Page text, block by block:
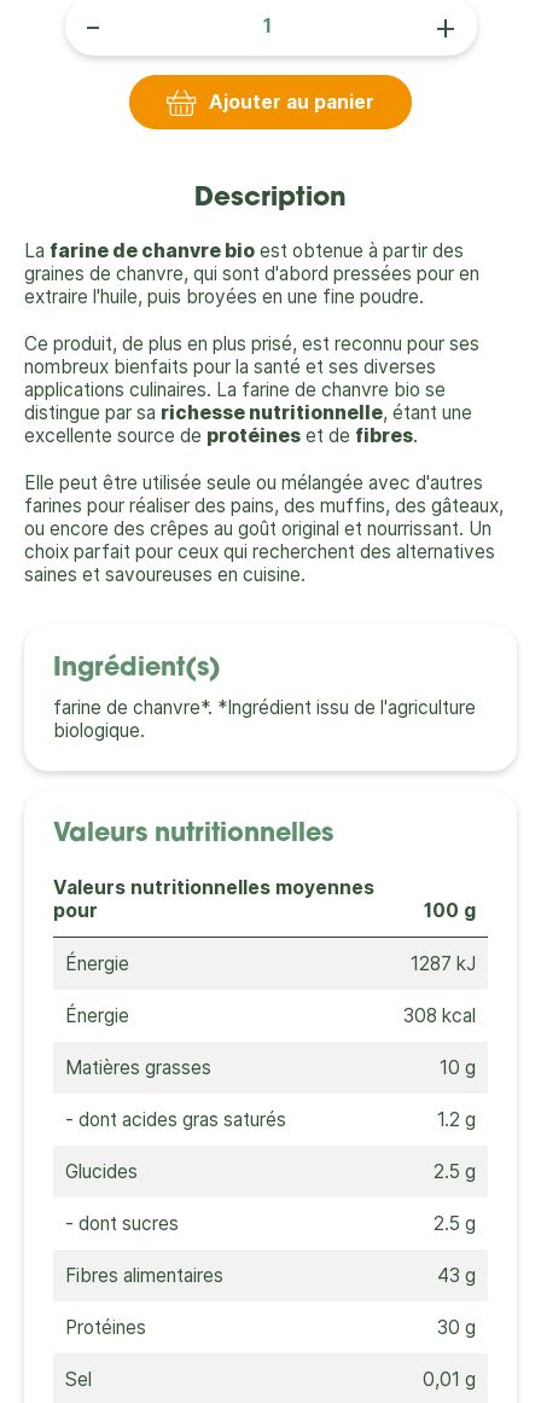
- +
Ajouter au panier
Description
La farine de chanvre bio est obtenue à partir des
graines de chanvre, qui sont d'abord pressées pour en
extraire l'huile, puis broyées en une fine poudre.
Ce produit, de plus en plus prisé, est reconnu pour ses
nombreux bienfaits pour la santé et ses diverses
applications culinaires. La farine de chanvre bio se
distingue par sa richesse nutritionnelle, étant une
excellente source de protéines et de fibres.
Elle peut être utilisée seule ou mélangée avec d'autres
farines pour réaliser des pains, des muffins, des gâteaux,
ou encore des crêpes au goût original et nourrissant. Un
choix parfait pour ceux qui recherchent des alternatives
saines et savoureuses en cuisine.
Ingrédient(s)
farine de chanvre*. *Ingrédient issu de l'agriculture
biologique.
Valeurs nutritionnelles
Valeurs nutritionnelles moyennes
pour
100 g
Énergie 1287 kJ
Énergie 308 kcal
Matières grasses 10 g
- dont acides gras saturés 1.2 g
Glucides 2.5 g
- dont sucres 2.5 g
Fibres alimentaires 43 g
Protéines 30 g
Sel 0,01 g